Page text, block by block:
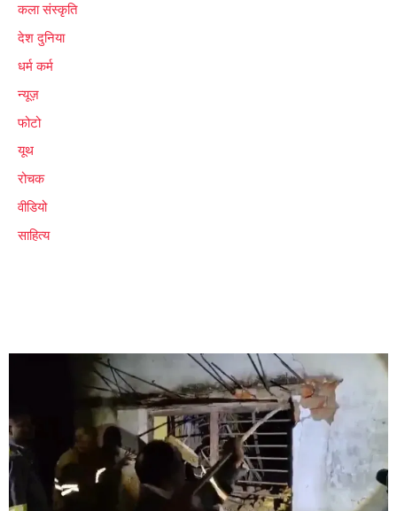
कला संस्कृति
देश दुनिया
धर्म कर्म
न्यूज़
फोटो
यूथ
रोचक
वीडियो
साहित्य